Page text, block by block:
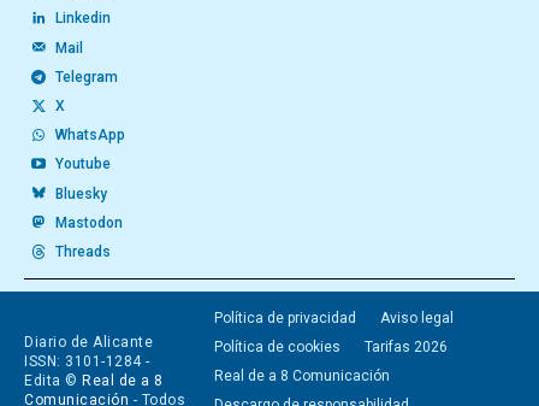
Linkedin
Mail
Telegram
X
WhatsApp
Youtube
Bluesky
Mastodon
Threads
Diario de Alicante
ISSN: 3101-1284 -
Edita © Real de a 8
Comunicación - Todos
Política de privacidad
Aviso legal
Política de cookies
Tarifas 2026
Real de a 8 Comunicación